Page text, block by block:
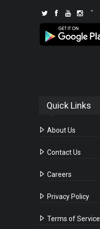
Quick Links
About Us
Contact Us
Careers
Privacy Policy
Terms of Service